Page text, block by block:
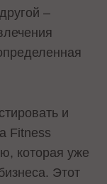
–
и
Fitness
которая уже
Этот